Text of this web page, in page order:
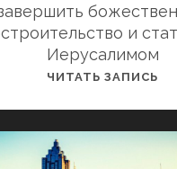
и
Иерусалимом
ЧИТАТЬ ЗАПИСЬ